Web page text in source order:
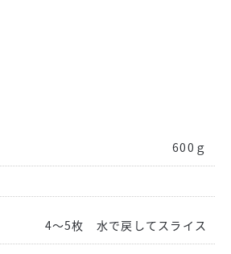
600ｇ
4～5枚 水で戻してスライス